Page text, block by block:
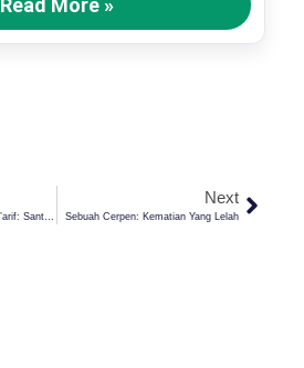
Read More »
Kemah Perkajusa Darul Ma’arif: Santri Baru Ikuti Hiking Islami Dan Lomba Kreatif
Next
Sebuah Cerpen: Kematian Yang Lelah